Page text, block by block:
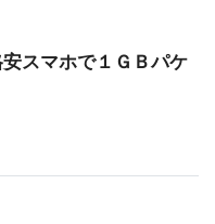
スマホで１ＧＢパケ